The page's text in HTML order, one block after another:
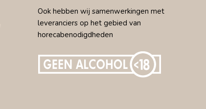
Ook hebben wij samenwerkingen met
leveranciers op het gebied van
horecabenodigdheden